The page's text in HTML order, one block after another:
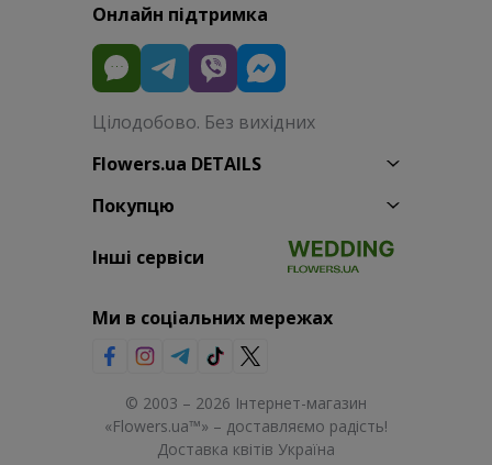
Онлайн підтримка
Цілодобово. Без вихідних
Flowers.ua DETAILS
Покупцю
Інші сервіси
Ми в соціальних мережах
© 2003 – 2026 Інтернет-магазин
«Flowers.ua™» – доставляємо радість!
Доставка квітів Україна